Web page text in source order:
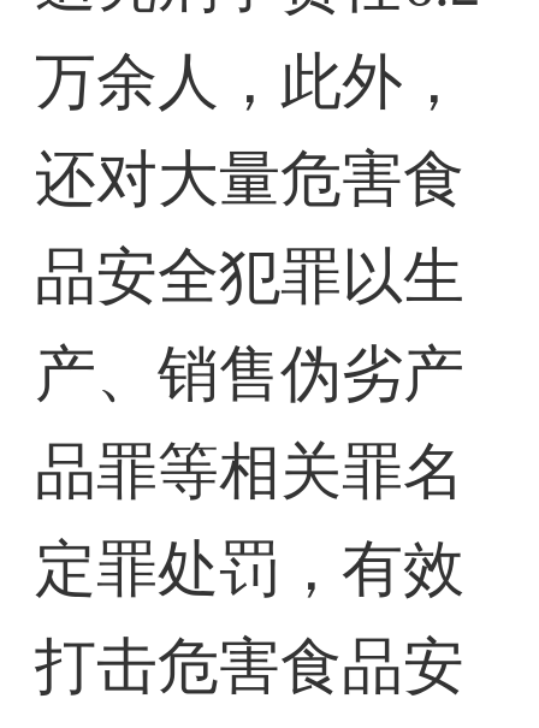
万余人，此外，
还对大量危害食
品安全犯罪以生
产、销售伪劣产
品罪等相关罪名
定罪处罚，有效
打击危害食品安